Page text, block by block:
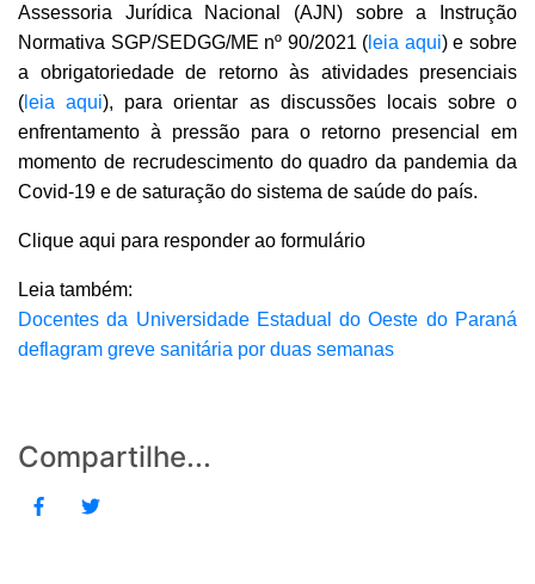
Assessoria Jurídica Nacional (AJN) sobre a Instrução
Normativa SGP/SEDGG/ME nº 90/2021 ( leia aqui) e sobre
a obrigatoriedade de retorno às atividades presenciais
( leia aqui), para orientar as discussões locais sobre o
enfrentamento à pressão para o retorno presencial em
momento de recrudescimento do quadro da pandemia da
Covid-19 e de saturação do sistema de saúde do país.
Clique aqui para responder ao formulário
Leia também:
Docentes da Universidade Estadual do Oeste do Paraná
deflagram greve sanitária por duas semanas
Compartilhe...